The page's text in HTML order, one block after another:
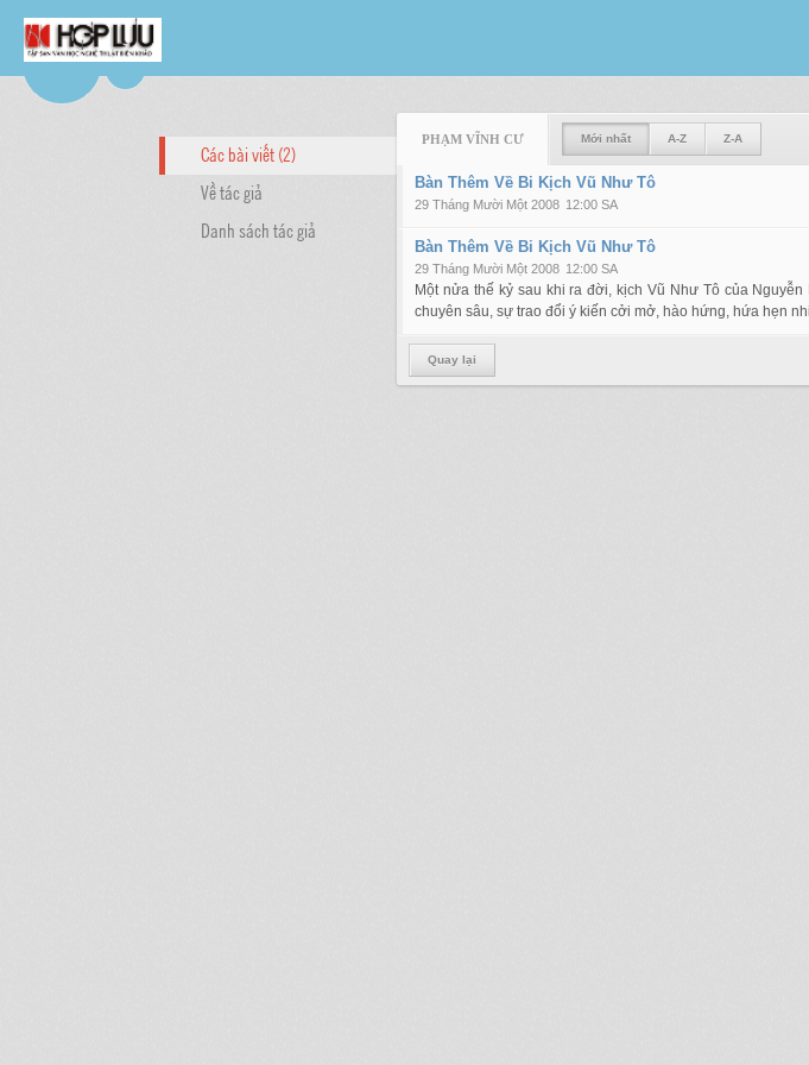
Các bài viết (2)
Về tác giả
Danh sách tác giả
PHẠM VĨNH CƯ Mới nhất A-Z Z-A
Bàn Thêm Về Bi Kịch Vũ Như Tô
29 Tháng Mười Một 2008 12:00 SA
Bàn Thêm Về Bi Kịch Vũ Như Tô
29 Tháng Mười Một 2008 12:00 SA
Một nửa thế kỷ sau khi ra đời, kịch Vũ Như Tô của
chuyên sâu, sự trao đổi ý kiến cởi mở, hào hứng, hứa hẹn
Quay lại